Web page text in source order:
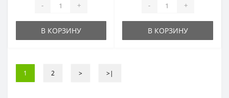
- +
В КОРЗИНУ
- +
В КОРЗИНУ
1 2 > >|